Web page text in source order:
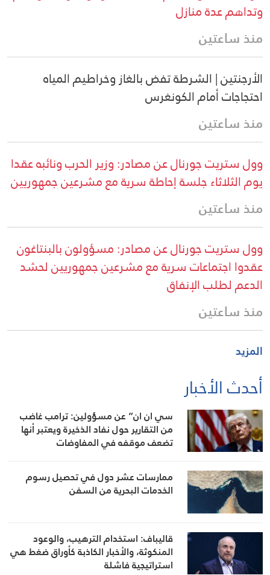
وتداهم عدة منازل
منذ ساعتين
الأرجنتين | الشرطة تفض بالغاز وخراطيم المياه
احتجاجات أمام الكونغرس
منذ ساعتين
وول ستريت جورنال عن مصادر: وزير الحرب ونائبه عقدا
يوم الثلاثاء جلسة إحاطة سرية مع مشرعين جمهوريين
منذ ساعتين
وول ستريت جورنال عن مصادر: مسؤولون بالبنتاغون
عقدوا اجتماعات سرية مع مشرعين جمهوريين لحشد
الدعم لطلب الإنفاق
منذ ساعتين
المزيد
أحدث الأخبار
سي ان ان” عن مسؤولين: ترامب غاضب
من التقارير حول نفاد الذخيرة ويعتبر أنها
تضعف موقفه في المفاوضات
ممارسات عشر دول في تحصيل رسوم
الخدمات البحرية من السفن
قاليباف: استخدام الترهيب، والوعود
المنكوثة، والأخبار الكاذبة كأوراق ضغط هي
استراتيجية فاشلة